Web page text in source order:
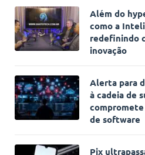
Além do
como a
redefinindo
inovação
Alerta para
à cadeia de
de software
Pix